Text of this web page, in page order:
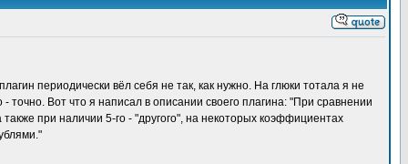
периодически вёл себя не так, как нужно. На глюки тотала я не
Вот что я написал в описании своего плагина: "При сравнении
при наличии 5-го - "другого", на некоторых коэффициентах